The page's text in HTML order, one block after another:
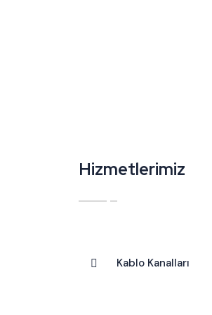
Hizmetlerimiz
Kablo Kanalları